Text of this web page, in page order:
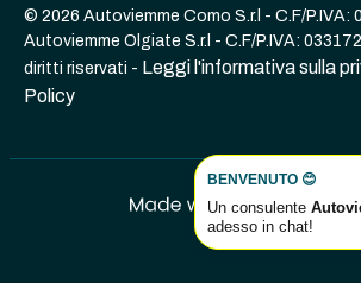
© 2026 Autoviemme Como S.r.l - C.F/P.IVA:
Autoviemme Olgiate S.r.l - C.F/P.IVA:
diritti riservati - Leggi l'informativa sulla
Policy
BENVENUTO 😊
Un consulente
adesso in chat!